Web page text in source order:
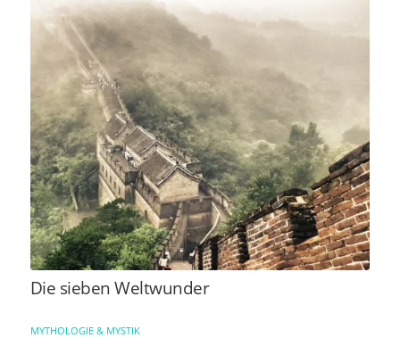
Die sieben Weltwunder
MYTHOLOGIE & MYSTIK